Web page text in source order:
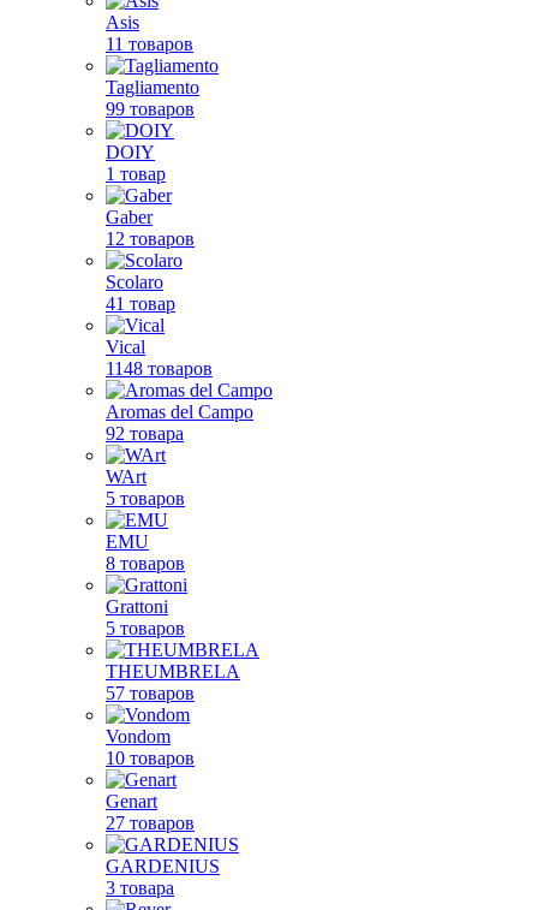
Asis
11 товаров
Tagliamento
99 товаров
DOIY
1 товар
Gaber
12 товаров
Scolaro
41 товар
Vical
1148 товаров
Aromas del Campo
92 товара
WArt
5 товаров
EMU
8 товаров
Grattoni
5 товаров
THEUMBRELA
57 товаров
Vondom
10 товаров
Genart
27 товаров
GARDENIUS
3 товара